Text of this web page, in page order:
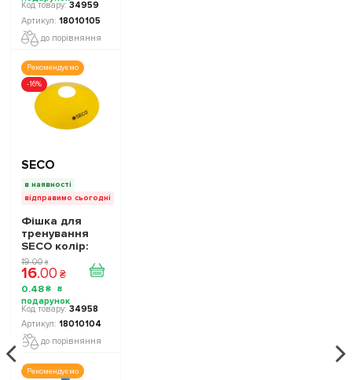
34959
18010105
до порівняння
Рекомендуємо
-16%
SECO
в наявності
відправимо сьогодні
Фішка для
тренування
SECO колір:
жовтий
19.00 ₴
16.00 ₴
0.48 ₴
34958
18010104
до порівняння
Рекомендуємо